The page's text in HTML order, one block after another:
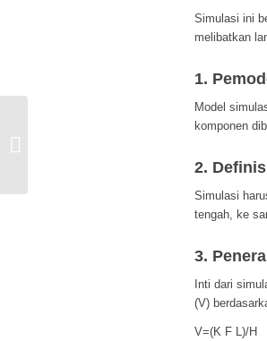
Simulasi ini
melibatkan
1.
Model
komponen
2.
Simulasi
tengah, ke
3.
Inti dari
(V)
V=(K F L)/H
Analisis Kelelahan Material (Fatigue)